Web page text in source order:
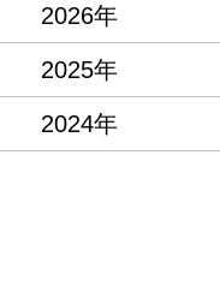
2026年
2025年
2024年